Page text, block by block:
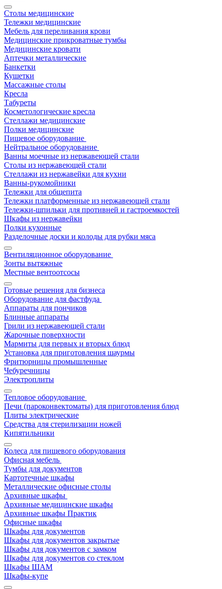
Столы медицинские
Тележки медицинские
Мебель для переливания крови
Медицинские прикроватные тумбы
Медицинские кровати
Аптечки металлические
Банкетки
Кушетки
Массажные столы
Кресла
Табуреты
Косметологические кресла
Стеллажи медицинские
Полки медицинские
Пищевое оборудование
Нейтральное оборудование
Ванны моечные из нержавеющей стали
Столы из нержавеющей стали
Стеллажи из нержавейки для кухни
Ванны-рукомойники
Тележки для общепита
Тележки платформенные из нержавеющей стали
Тележки-шпильки для противней и гастроемкостей
Шкафы из нержавейки
Полки кухонные
Разделочные доски и колоды для рубки мяса
Вентиляционное оборудование
Зонты вытяжные
Местные вентоотсосы
Готовые решения для бизнеса
Оборудование для фастфуда
Аппараты для пончиков
Блинные аппараты
Грили из нержавеющей стали
Жарочные поверхности
Мармиты для первых и вторых блюд
Установка для приготовления шаурмы
Фритюрницы промышленные
Чебуречницы
Электроплиты
Тепловое оборудование
Печи (пароконвектоматы) для приготовления блюд
Плиты электрические
Средства для стерилизации ножей
Кипятильники
Колеса для пищевого оборудования
Офисная мебель
Тумбы для документов
Картотечные шкафы
Металлические офисные столы
Архивные шкафы
Архивные медицинские шкафы
Архивные шкафы Практик
Офисные шкафы
Шкафы для документов
Шкафы для документов закрытые
Шкафы для документов с замком
Шкафы для документов со стеклом
Шкафы ШАМ
Шкафы-купе